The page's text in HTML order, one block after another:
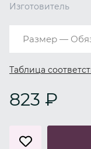
Изготовитель
Размер —
Таблица
823 ₽